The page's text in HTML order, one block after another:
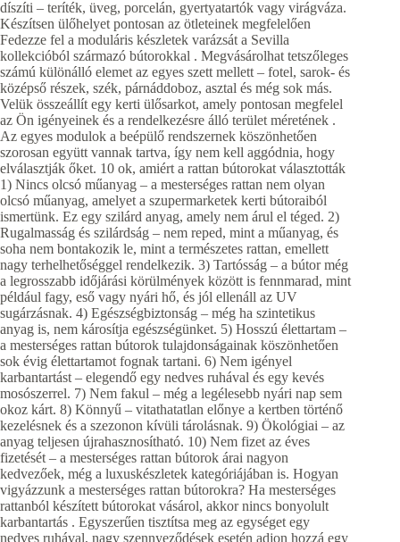
díszíti – teríték, üveg, porcelán, gyertyatartók vagy virágváza.
Készítsen ülőhelyet pontosan az ötleteinek megfelelően
Fedezze fel a moduláris készletek varázsát a Sevilla
kollekcióból származó bútorokkal . Megvásárolhat tetszőleges
számú különálló elemet az egyes szett mellett – fotel, sarok- és
középső részek, szék, párnáddoboz, asztal és még sok más.
Velük összeállít egy kerti ülősarkot, amely pontosan megfelel
az Ön igényeinek és a rendelkezésre álló terület méretének .
Az egyes modulok a beépülő rendszernek köszönhetően
szorosan együtt vannak tartva, így nem kell aggódnia, hogy
elválasztják őket. 10 ok, amiért a rattan bútorokat választották
1) Nincs olcsó műanyag – a mesterséges rattan nem olyan
olcsó műanyag, amelyet a szupermarketek kerti bútoraiból
ismertünk. Ez egy szilárd anyag, amely nem árul el téged. 2)
Rugalmasság és szilárdság – nem reped, mint a műanyag, és
soha nem bontakozik le, mint a természetes rattan, emellett
nagy terhelhetőséggel rendelkezik. 3) Tartósság – a bútor még
a legrosszabb időjárási körülmények között is fennmarad, mint
például fagy, eső vagy nyári hő, és jól ellenáll az UV
sugárzásnak. 4) Egészségbiztonság – még ha szintetikus
anyag is, nem károsítja egészségünket. 5) Hosszú élettartam –
a mesterséges rattan bútorok tulajdonságainak köszönhetően
sok évig élettartamot fognak tartani. 6) Nem igényel
karbantartást – elegendő egy nedves ruhával és egy kevés
mosószerrel. 7) Nem fakul – még a legélesebb nyári nap sem
okoz kárt. 8) Könnyű – vitathatatlan előnye a kertben történő
kezelésnek és a szezonon kívüli tárolásnak. 9) Ökológiai – az
anyag teljesen újrahasznosítható. 10) Nem fizet az éves
fizetését – a mesterséges rattan bútorok árai nagyon
kedvezőek, még a luxuskészletek kategóriájában is. Hogyan
vigyázzunk a mesterséges rattan bútorokra? Ha mesterséges
rattanból készített bútorokat vásárol, akkor nincs bonyolult
karbantartás . Egyszerűen tisztítsa meg az egységet egy
nedves ruhával, nagy szennyeződések esetén adjon hozzá egy